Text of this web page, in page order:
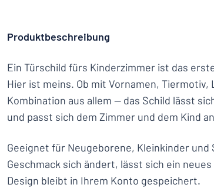
Produktbeschreibung
Ein Türschild fürs Kinderzimmer ist das
Hier ist meins. Ob mit Vornamen,
Kombination aus allem — das Schild lässt
und passt sich dem Zimmer und dem Kind
Geeignet für Neugeborene, Kleinkinder und
Geschmack sich ändert, lässt sich ein
Design bleibt in Ihrem Konto gespeichert.